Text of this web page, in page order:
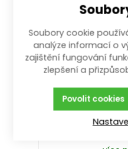
ráčna
Soubory cookie
analýze informací o
zajištění fungování
zlepšení a
Povolit cookies